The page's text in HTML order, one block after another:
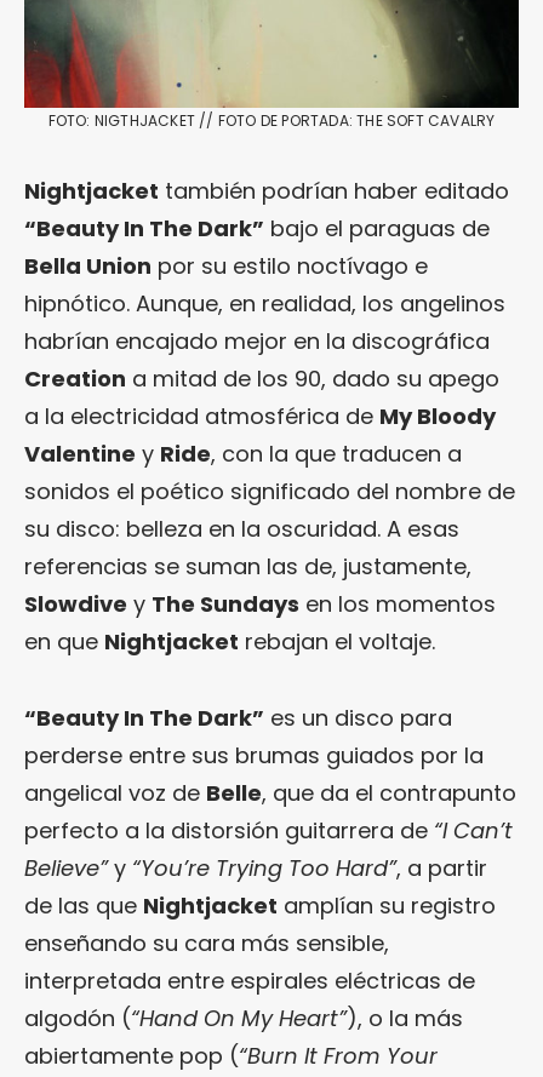
FOTO: NIGTHJACKET // FOTO DE PORTADA: THE SOFT CAVALRY
Nightjacket también podrían haber editado
“Beauty In The Dark” bajo el paraguas de
Bella Union por su estilo noctívago e
hipnótico. Aunque, en realidad, los angelinos
habrían encajado mejor en la discográfica
Creation a mitad de los 90, dado su apego
a la electricidad atmosférica de My Bloody
Valentine y Ride, con la que traducen a
sonidos el poético significado del nombre de
su disco: belleza en la oscuridad. A esas
referencias se suman las de, justamente,
Slowdive y The Sundays en los momentos
en que Nightjacket rebajan el voltaje.
“Beauty In The Dark” es un disco para
perderse entre sus brumas guiados por la
angelical voz de Belle, que da el contrapunto
perfecto a la distorsión guitarrera de “I Can’t
Believe”y “You’re Trying Too Hard”, a partir
de las que Nightjacket amplían su registro
enseñando su cara más sensible,
interpretada entre espirales eléctricas de
algodón (“Hand On My Heart”), o la más
abiertamente pop (“Burn It From Your